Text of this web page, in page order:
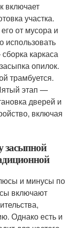
включает
участка.
от мусора и
использовать
каркаса
опилок.
трамбуется.
этап —
дверей и
включая
засыпной
и минусы по
включают
Однако есть и